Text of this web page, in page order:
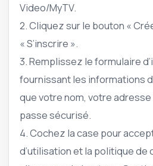
Video/MyTV.
2. Cliquez sur le bouton «
« S’inscrire ».
3. Remplissez le formulaire
fournissant les informations
que votre nom, votre
passe sécurisé.
4. Cochez la case pour
d’utilisation et la politique